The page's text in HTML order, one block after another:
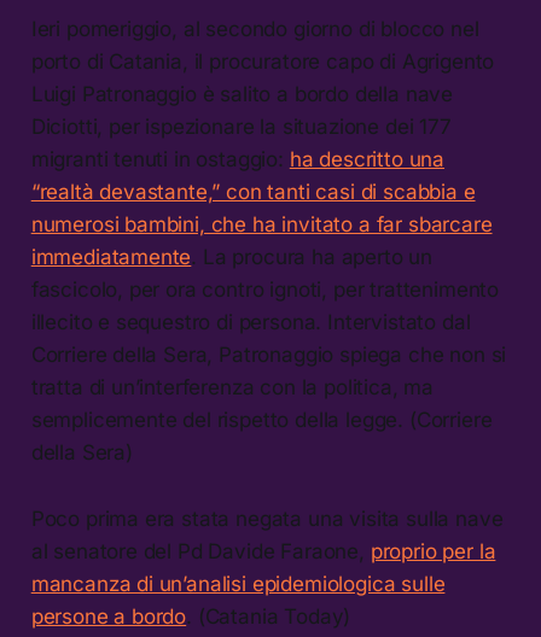
Ieri pomeriggio, al secondo giorno di blocco nel
porto di Catania, il procuratore capo di Agrigento
Luigi Patronaggio è salito a bordo della nave
Diciotti, per ispezionare la situazione dei 177
migranti tenuti in ostaggio: ha descritto una
“realtà devastante,” con tanti casi di scabbia e
numerosi bambini, che ha invitato a far sbarcare
immediatamente. La procura ha aperto un
fascicolo, per ora contro ignoti, per trattenimento
illecito e sequestro di persona. Intervistato dal
Corriere della Sera, Patronaggio spiega che non si
tratta di un’interferenza con la politica, ma
semplicemente del rispetto della legge. (Corriere
della Sera)
Poco prima era stata negata una visita sulla nave
al senatore del Pd Davide Faraone, proprio per la
mancanza di un’analisi epidemiologica sulle
persone a bordo. (Catania Today)